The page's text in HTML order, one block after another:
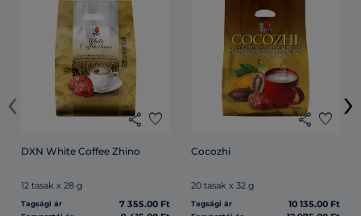
share favorite
DXN White Coffee Zhino
12 tasak x 28 g
Tagsági ár 7 355.00 Ft
share favorite
Cocozhi
20 tasak x 32 g
Tagsági ár 10 135.00 Ft
‹ ›